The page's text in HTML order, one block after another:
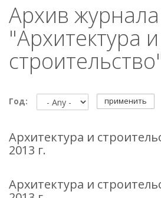
Архив журнала
"Архитектура и
Год: применить
Архитектура и
2013 г.
Архитектура и